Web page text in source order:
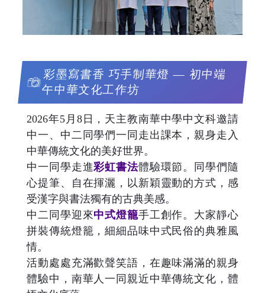
彩墨寫書香 巧手制華燈 — 初中端
午中華文化工作坊
2026年5月8日，天主教南華中學中文科邀請
中一、中二同學們一同走出課本，親身走入
中華傳統文化的美好世界。
中一同學走進彩虹書法體驗環節。同學們隨
心提筆、自在揮灑，以新穎靈動的方式，感
受漢字與書法獨有的古典美感。
中二同學迎來中式燈籠手工創作。大家靜心
拼裝傳統燈籠，細細品味中式民俗的典雅風
情。
活動處處充滿歡聲笑語，在趣味滿滿的親身
體驗中，南華人一同親近中華傳統文化，體